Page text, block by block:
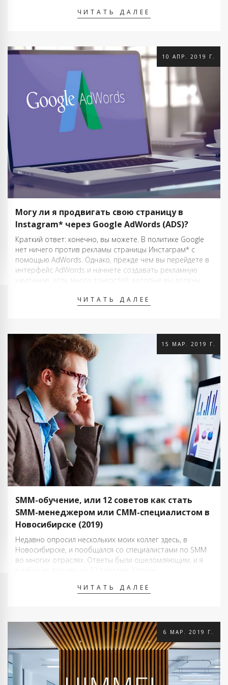
Рассмотрим некоторые из способов по отдельности. На
ЧИТАТЬ ДАЛЕЕ
10 АПР. 2019 Г.
Могу ли я продвигать свою страницу в
Instagram* через Google AdWords (ADS)?
Краткий ответ: конечно, вы можете. В политике Google
нет ничего против рекламы страницы Инстаграм* с
помощью AdWords. Однако, прежде чем вы перейдете в
интерфейс AdWords и начнете создавать рекламную
кампанию, есть много тонкостей, которые вы должны
объявлений, использующих один домен верхнего
ЧИТАТЬ ДАЛЕЕ
15 МАР. 2019 Г.
SMM-обучение, или 12 советов как стать
SMM-менеджером или СММ-специалистом в
Новосибирске (2019)
Недавно опросил нескольких моих коллег здесь, в
Новосибирске, и пообщался со специалистами по SMM
во многих отраслях. Ответы были ошеломляющим, и я
Новосибирске? У вас появится шанс, если
ЧИТАТЬ ДАЛЕЕ
6 МАР. 2019 Г.